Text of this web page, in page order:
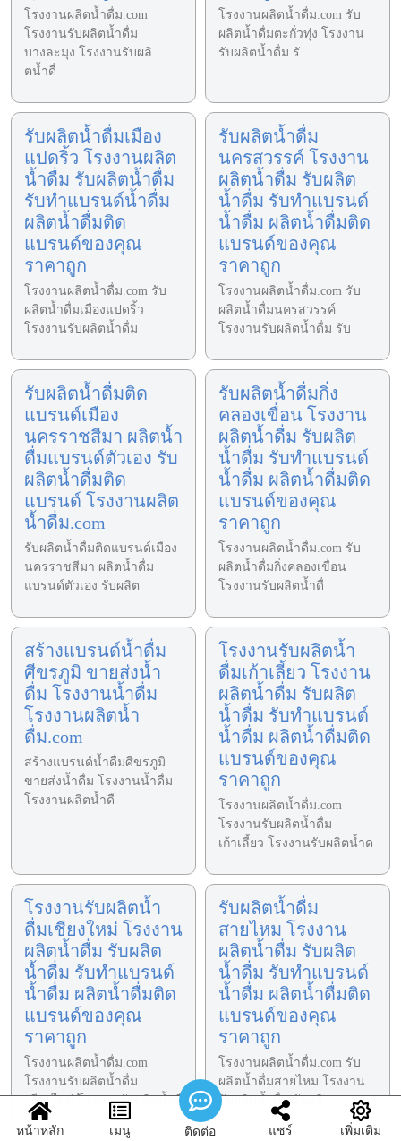
โรงงานผลิตน้ำดื่ม.com
โรงงานรับผลิตน้ำดื่ม
บางละมุง โรงงานรับผลิ
ตน้ำดื่
โรงงานผลิตน้ำดื่ม.com รับ
ผลิตน้ำดื่มตะกั่วทุ่ง โรงงาน
รับผลิตน้ำดื่ม รั
รับผลิตน้ำดื่มเมือง
แปดริ้ว โรงงานผลิต
น้ำดื่ม รับผลิตน้ำดื่ม
รับทำแบรนด์น้ำดื่ม
ผลิตน้ำดื่มติด
แบรนด์ของคุณ
ราคาถูก
โรงงานผลิตน้ำดื่ม.com รับ
ผลิตน้ำดื่มเมืองแปดริ้ว
โรงงานรับผลิตน้ำดื่ม
รับผลิตน้ำดื่ม
นครสวรรค์ โรงงาน
ผลิตน้ำดื่ม รับผลิต
น้ำดื่ม รับทำแบรนด์
น้ำดื่ม ผลิตน้ำดื่มติด
แบรนด์ของคุณ
ราคาถูก
โรงงานผลิตน้ำดื่ม.com รับ
ผลิตน้ำดื่มนครสวรรค์
โรงงานรับผลิตน้ำดื่ม รับ
รับผลิตน้ำดื่มติด
แบรนด์เมือง
นครราชสีมา ผลิตน้ำ
ดื่มแบรนด์ตัวเอง รับ
ผลิตน้ำดื่มติด
แบรนด์ โรงงานผลิต
น้ำดื่ม.com
รับผลิตน้ำดื่มติดแบรนด์เมือง
นครราชสีมา ผลิตน้ำดื่ม
แบรนด์ตัวเอง รับผลิต
รับผลิตน้ำดื่มกิ่ง
คลองเขื่อน โรงงาน
ผลิตน้ำดื่ม รับผลิต
น้ำดื่ม รับทำแบรนด์
น้ำดื่ม ผลิตน้ำดื่มติด
แบรนด์ของคุณ
ราคาถูก
โรงงานผลิตน้ำดื่ม.com รับ
ผลิตน้ำดื่มกิ่งคลองเขื่อน
โรงงานรับผลิตน้ำดื่
สร้างแบรนด์น้ำดื่ม
ศีขรภูมิ ขายส่งน้ำ
ดื่ม โรงงานน้ำดื่ม
โรงงานผลิตน้ำ
ดื่ม.com
สร้างแบรนด์น้ำดื่มศีขรภูมิ
ขายส่งน้ำดื่ม โรงงานน้ำดื่ม
โรงงานผลิตน้ำดื
โรงงานรับผลิตน้ำ
ดื่มเก้าเลี้ยว โรงงาน
ผลิตน้ำดื่ม รับผลิต
น้ำดื่ม รับทำแบรนด์
น้ำดื่ม ผลิตน้ำดื่มติด
แบรนด์ของคุณ
ราคาถูก
โรงงานผลิตน้ำดื่ม.com
โรงงานรับผลิตน้ำดื่ม
เก้าเลี้ยว โรงงานรับผลิตน้ำด
โรงงานรับผลิตน้ำ
ดื่มเชียงใหม่ โรงงาน
ผลิตน้ำดื่ม รับผลิต
น้ำดื่ม รับทำแบรนด์
น้ำดื่ม ผลิตน้ำดื่มติด
แบรนด์ของคุณ
ราคาถูก
โรงงานผลิตน้ำดื่ม.com
โรงงานรับผลิตน้ำดื่ม
เชียงใหม่ โรงงานรับผลิตน้ำดื
รับผลิตน้ำดื่ม
สายไหม โรงงาน
ผลิตน้ำดื่ม รับผลิต
น้ำดื่ม รับทำแบรนด์
น้ำดื่ม ผลิตน้ำดื่มติด
แบรนด์ของคุณ
ราคาถูก
โรงงานผลิตน้ำดื่ม.com รับ
ผลิตน้ำดื่มสายไหม โรงงาน
รับผลิตน้ำดื่ม รับผลิ
หน้าหลัก เมนู ติดต่อ แชร์ เพิ่มเติม